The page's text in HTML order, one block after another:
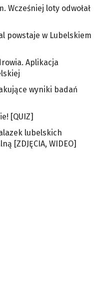
Wcześniej loty odwołał
powstaje w Lubelskiem
Aplikacja
wyniki badań
[QUIZ]
lubelskich
[ZDJĘCIA, WIDEO]